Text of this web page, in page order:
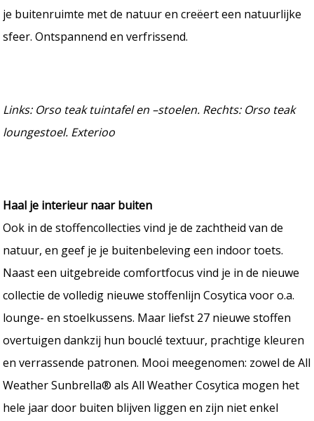
je buitenruimte met de natuur en creëert een natuurlijke
sfeer. Ontspannend en verfrissend.
Links: Orso teak tuintafel en –stoelen. Rechts: Orso teak
loungestoel. Exterioo
Haal je interieur naar buiten
Ook in de stoffencollecties vind je de zachtheid van de
natuur, en geef je je buitenbeleving een indoor toets.
Naast een uitgebreide comfortfocus vind je in de nieuwe
collectie de volledig nieuwe stoffenlijn Cosytica voor o.a.
lounge- en stoelkussens. Maar liefst 27 nieuwe stoffen
overtuigen dankzij hun bouclé textuur, prachtige kleuren
en verrassende patronen. Mooi meegenomen: zowel de All
Weather Sunbrella® als All Weather Cosytica mogen het
hele jaar door buiten blijven liggen en zijn niet enkel